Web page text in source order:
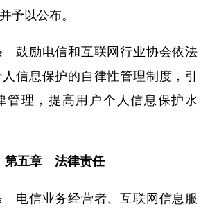
予以公布。
励电信和互联网行业协会依法
信息保护的自律性管理制度，引
管理，提高用户个人信息保护水
第五章 法律责任
信业务经营者、互联网信息服